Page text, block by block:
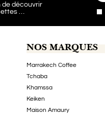
de découvrir
…
NOS MARQUES
Marrakech Coffee
Tchaba
Khamssa
Keiken
Maison Amaury